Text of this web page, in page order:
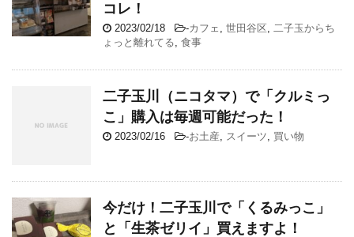
コレ！
2023/02/18 -カフェ , 世田谷区, 二子玉からち
ょっと離れてる, 食事
二子玉川（ニコタマ）で「クルミっ
こ」購入は毎週可能だった！
2023/02/16 -お土産, スイーツ, 買い物
今だけ！二子玉川で「くるみっこ」
と「生茶ゼリイ」買えますよ！